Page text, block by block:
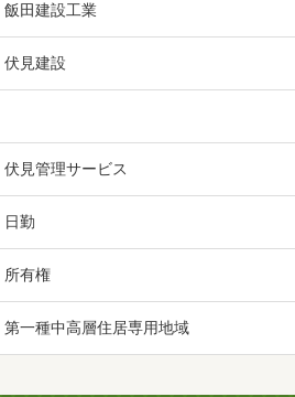
飯田建設工業
伏見建設
伏見管理サービス
日勤
所有権
第一種中高層住居専用地域